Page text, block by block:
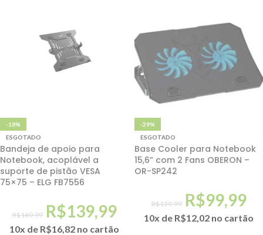
-18%
ESGOTADO
Bandeja de apoio para
Notebook, acoplável a
suporte de pistão VESA
75×75 – ELG FB7556
R$169,99 R$139,99
10x de R$16,82 no cartão
-29%
ESGOTADO
Base Cooler para Notebook
15,6” com 2 Fans OBERON –
OR-SP242
R$139,99 R$99,99
10x de R$12,02 no cartão